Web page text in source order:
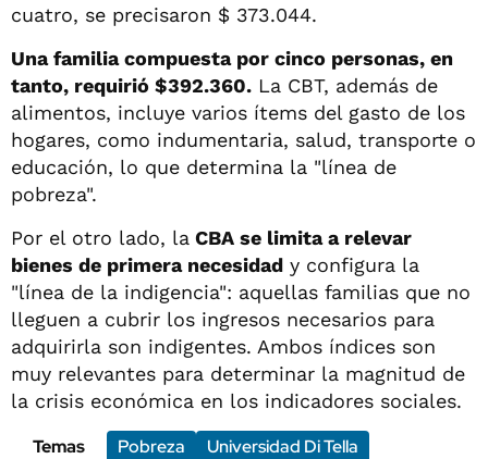
cuatro, se precisaron $ 373.044.
Una familia compuesta por cinco personas, en
tanto, requirió $392.360. La CBT, además de
alimentos, incluye varios ítems del gasto de los
hogares, como indumentaria, salud, transporte o
educación, lo que determina la "línea de
pobreza".
Por el otro lado, la CBA se limita a relevar
bienes de primera necesidad y configura la
"línea de la indigencia": aquellas familias que no
lleguen a cubrir los ingresos necesarios para
adquirirla son indigentes. Ambos índices son
muy relevantes para determinar la magnitud de
la crisis económica en los indicadores sociales.
Temas
Pobreza Universidad Di Tella